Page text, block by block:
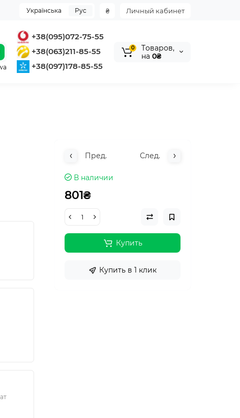
Личный кабинет
₴
Українська Рус
+38(095)072-75-55
+38(063)211-85-55
+38(097)178-85-55
0
Tоваров,
на 0₴
Пред. След.
В наличии
801₴
Купить
Купить в 1 клик